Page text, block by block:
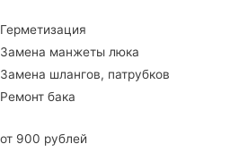
Герметизация
Замена манжеты люка
Замена шлангов, патрубков
Ремонт бака
от 900 рублей